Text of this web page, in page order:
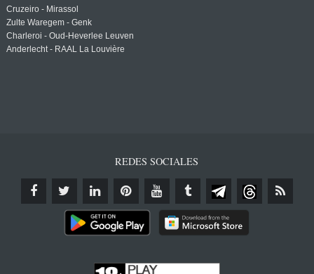
Cruzeiro - Mirassol
Zulte Waregem - Genk
Charleroi - Oud-Heverlee Leuven
Anderlecht - RAAL La Louvière
REDES SOCIALES